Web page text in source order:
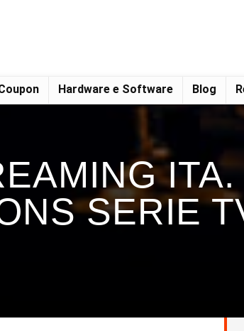
Hardware e Software Blog
SERIE